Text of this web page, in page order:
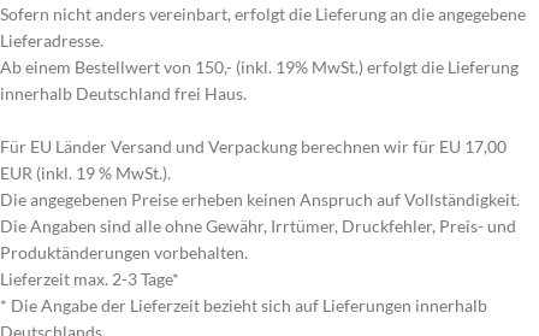
Sofern nicht anders vereinbart, erfolgt die Lieferung an die angegebene
Lieferadresse.
Ab einem Bestellwert von 150,- (inkl. 19% MwSt.) erfolgt die Lieferung
innerhalb Deutschland frei Haus.
Für EU Länder Versand und Verpackung berechnen wir für EU 17,00
EUR (inkl. 19 % MwSt.).
Die angegebenen Preise erheben keinen Anspruch auf Vollständigkeit.
Die Angaben sind alle ohne Gewähr, Irrtümer, Druckfehler, Preis- und
Produktänderungen vorbehalten.
Lieferzeit max. 2-3 Tage*
* Die Angabe der Lieferzeit bezieht sich auf Lieferungen innerhalb